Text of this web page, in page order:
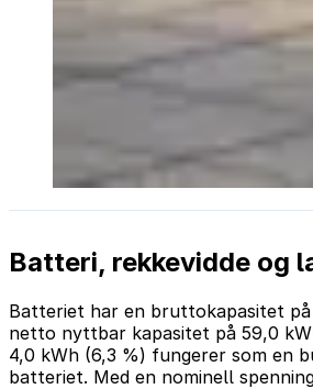
Batteri, rekkevidde og
Batteriet har en bruttokapasitet
netto nyttbar kapasitet på 59,0
4,0 kWh (6,3 %) fungerer som en
batteriet. Med en nominell